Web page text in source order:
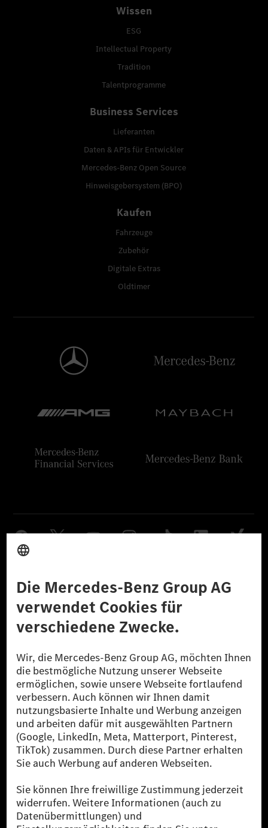
Wissen
ESG
Intellectual Property
Tradition
Talentprogramme
Business Services
Lieferanten
Daten & APIs für Entwickler
Mercedes-Benz Open Source
Hinweisgebersystem (BPO)
Kaufen
Fahrzeuge
Zubehör
Digitale Extras
Oldtimer
Datenschutz Lizenzhinweise Dritter Barrierefreiheit
© 2026 Mercedes-Benz Group AG. Alle Rechte vorbehalten.
[1] Bilanziell CO₂-neutral bedeutet, dass nicht vermiedene oder nicht
reduzierte CO₂-Emissionen bei der Mercedes-Benz Group durch
zertifizierte Ausgleichsprojekte kompensiert werden.
[2] Renewable Charging ist ein integraler Bestandteil von MB.CHARGE
Public in Europa, den USA, Kanada und China. Sofern an der jeweiligen
Ladestation noch kein Strom aus erneuerbaren Energien vorliegt,
verwendet Renewable Charging Grünstromzertifikate*. Diese stellen
sicher, dass für Ladevorgänge über MB.CHARGE Public eine äquivalente
Strommenge aus erneuerbaren Energien ins Stromnetz eingespeist wird.
als sechs Jahre sind.
* Inkl. EKOenergy Ökolabel
* Die angegebenen Werte wurden nach dem vorgeschriebenen
Messverfahren WLTP (Worldwide harmonised Light vehicles Test